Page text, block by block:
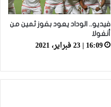
فيديو.. الوداد يعود بفوز ثمين من
أنغولا
16:09 | 23 فبراير، 2021